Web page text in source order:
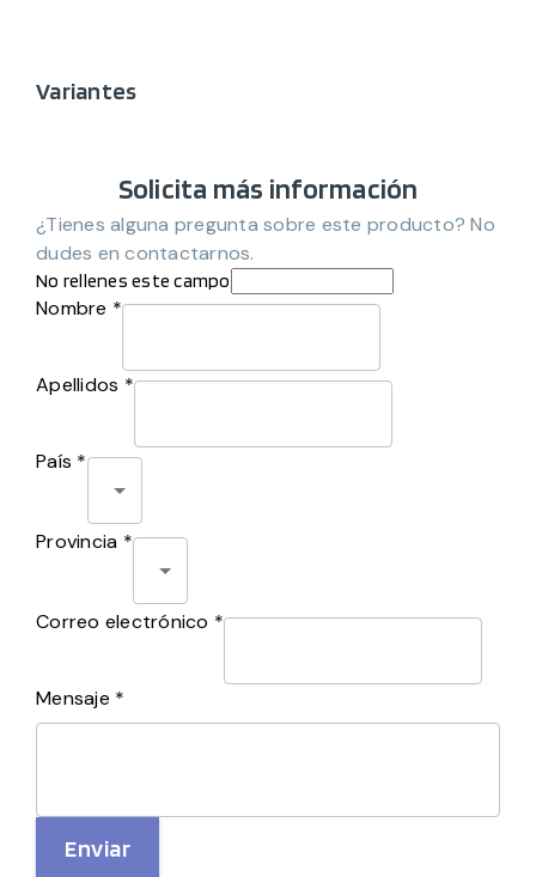
Variantes
Solicita más información
¿Tienes alguna pregunta sobre este producto? No
dudes en contactarnos.
No rellenes este campo
Nombre *
Apellidos *
País *
Provincia *
Correo electrónico *
Mensaje *
Enviar